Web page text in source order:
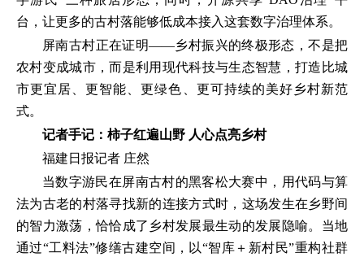
台，让更多的古村落能够低成本接入这套数字治理体系。
屏南古村正在证明——乡村振兴的终极形态，不是把
农村变成城市，而是利用现代科技与生态智慧，打造比城
市更宜居、更智能、更绿色、更可持续的美好乡村新范
式。
记者手记：柿子红遍山野 人心点亮乡村
福建日报记者 庄然
当数字游民在屏南古村的黑客松大赛中，用代码与算
法为古老的村落寻找新的连接方式时，这场发生在乡野间
的智力激荡，恰恰成了乡村发展最生动的发展隐喻。当地
通过“工料法”修缮古建空间，以“智库＋新村民”重构社群